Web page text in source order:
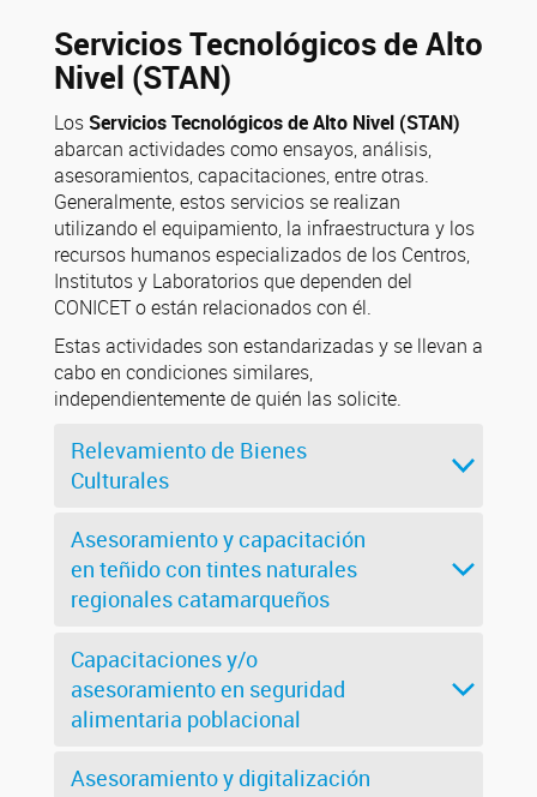
Servicios Tecnológicos de Alto
Nivel (STAN)
Los Servicios Tecnológicos de Alto Nivel (STAN)
abarcan actividades como ensayos, análisis,
asesoramientos, capacitaciones, entre otras.
Generalmente, estos servicios se realizan
utilizando el equipamiento, la infraestructura y los
recursos humanos especializados de los Centros,
Institutos y Laboratorios que dependen del
CONICET o están relacionados con él.
Estas actividades son estandarizadas y se llevan a
cabo en condiciones similares,
independientemente de quién las solicite.
Relevamiento de Bienes
Culturales
Asesoramiento y capacitación
en teñido con tintes naturales
regionales catamarqueños
Capacitaciones y/o
asesoramiento en seguridad
alimentaria poblacional
Asesoramiento y digitalización